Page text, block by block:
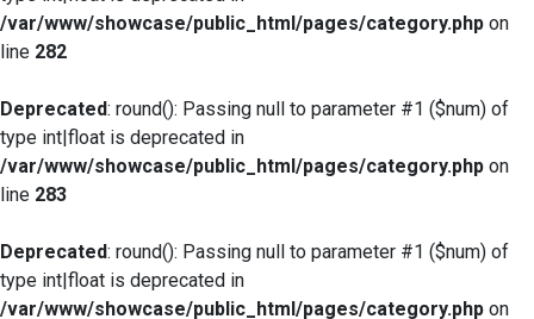
/var/www/showcase/public_html/pages/category.php on
line 282
Deprecated: round(): Passing null to parameter #1 ($num) of
type int|float is deprecated in
/var/www/showcase/public_html/pages/category.php on
line 283
Deprecated: round(): Passing null to parameter #1 ($num) of
type int|float is deprecated in
/var/www/showcase/public_html/pages/category.php on